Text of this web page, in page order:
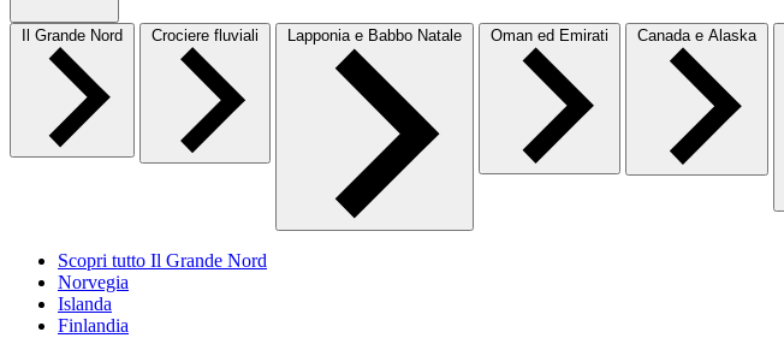
Il Grande Nord Crociere fluviali Lapponia e Babbo Natale Oman ed Emirati Canada e Alaska
Scopri tutto Il Grande Nord
Norvegia
Islanda
Finlandia